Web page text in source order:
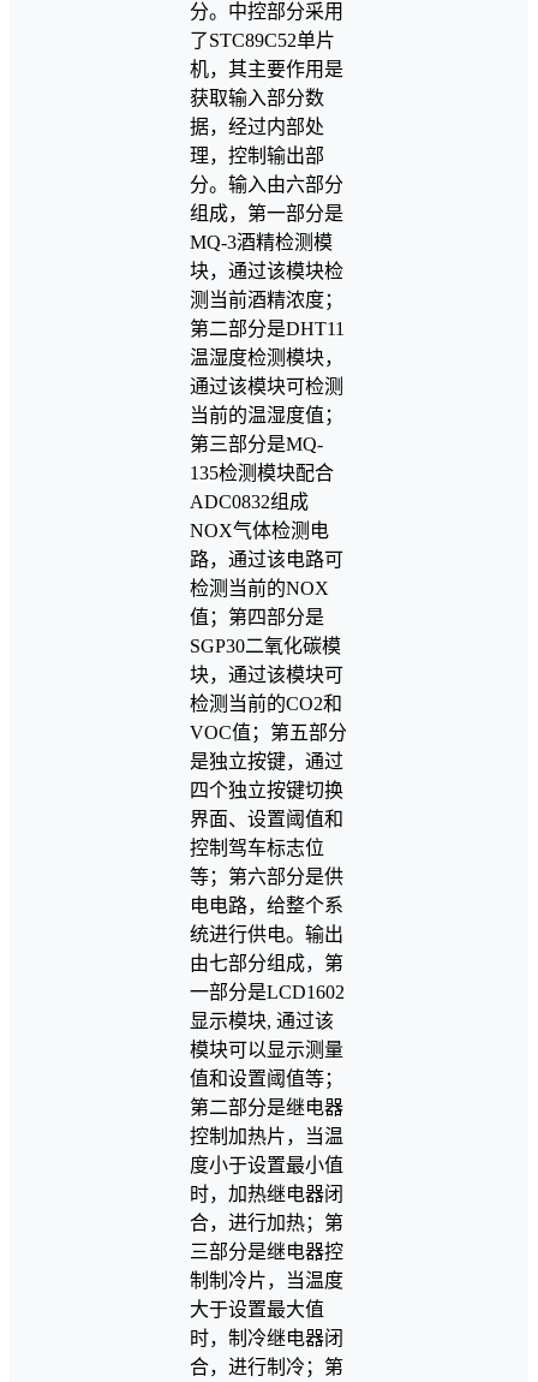
分。中控部分采用
了STC89C52单片
机，其主要作用是
获取输入部分数
据，经过内部处
理，控制输出部
分。输入由六部分
组成，第一部分是
MQ-3酒精检测模
块，通过该模块检
测当前酒精浓度；
第二部分是DHT11
温湿度检测模块，
通过该模块可检测
当前的温湿度值；
第三部分是MQ-
135检测模块配合
ADC0832组成
NOX气体检测电
路，通过该电路可
检测当前的NOX
值；第四部分是
SGP30二氧化碳模
块，通过该模块可
检测当前的CO2和
VOC值；第五部分
是独立按键，通过
四个独立按键切换
界面、设置阈值和
控制驾车标志位
等；第六部分是供
电电路，给整个系
统进行供电。输出
由七部分组成，第
一部分是LCD1602
显示模块, 通过该
模块可以显示测量
值和设置阈值等；
第二部分是继电器
控制加热片，当温
度小于设置最小值
时，加热继电器闭
合，进行加热；第
三部分是继电器控
制制冷片，当温度
大于设置最大值
时，制冷继电器闭
合，进行制冷；第